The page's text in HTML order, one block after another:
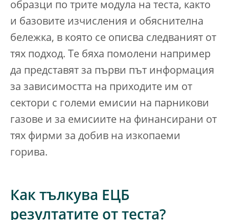
образци по трите модула на теста, както
и базовите изчисления и обяснителна
бележка, в която се описва следваният от
тях подход. Те бяха помолени например
да представят за първи път информация
за зависимостта на приходите им от
сектори с големи емисии на парникови
газове и за емисиите на финансирани от
тях фирми за добив на изкопаеми
горива.
Как тълкува ЕЦБ
резултатите от теста?